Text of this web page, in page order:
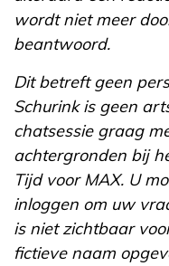
wordt niet meer
beantwoord.
Dit betreft geen
Schurink is geen
chatsessie graag
achtergronden bij
Tijd voor MAX. U
inloggen om uw
is niet zichtbaar
fictieve naam